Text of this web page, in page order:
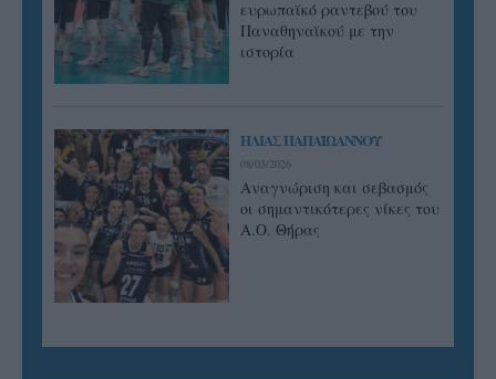
ευρωπαϊκό ραντεβού του
Παναθηναϊκού με την
ιστορία
ΗΛΙΑΣ ΠΑΠΑΪΩΑΝΝΟΥ
08/03/2026
Αναγνώριση και σεβασμός
οι σημαντικότερες νίκες του
Α.Ο. Θήρας